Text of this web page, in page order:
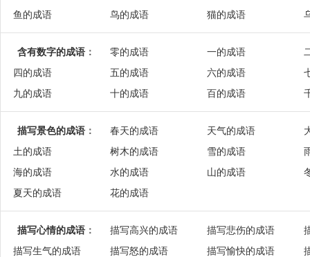
鱼的成语
鸟的成语 猫的成语
含有数字的成语 ： 零的成语 一的成语
四的成语
五的成语 六的成语
九的成语
十的成语 百的成语
描写景色的成语 ： 春天的成语 天气的成语
土的成语
树木的成语 雪的成语
海的成语
水的成语 山的成语
夏天的成语
花的成语
描写心情的成语 ： 描写高兴的成语 描写悲伤的成语
描写生气的成语
描写怒的成语 描写愉快的成语